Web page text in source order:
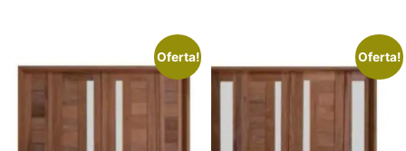
Oferta! Oferta!